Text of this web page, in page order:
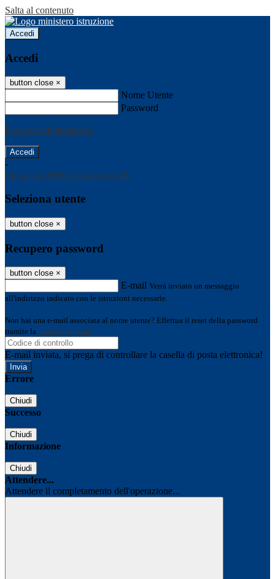
Salta al contenuto
Accedi
Accedi
button close ×
Nome Utente
Password
Password dimenticata?
-
Entra con SPID Entra con CIE
Seleziona utente
button close ×
Recupero password
button close ×
E-mail Verrà inviato un messaggio
all'indirizzo indicato con le istruzioni necessarie.
Non hai una e-mail associata al nome utente? Effettua il reset della password
tramite la Login Spaggiari
E-mail inviata, si prega di controllare la casella di posta elettronica!
Errore
Chiudi
Successo
Chiudi
Informazione
Chiudi
Attendere...
Attendere il completamento dell'operazione...